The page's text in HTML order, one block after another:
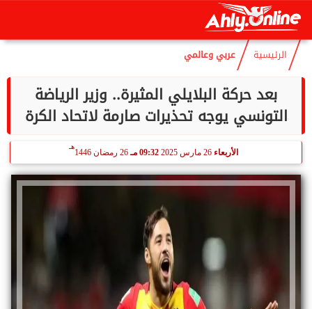
السبت
الرئيسية عربي وعالمي
بعد حركة البلايلي المثيرة.. وزير الرياضة
التونسي يوجه تحذيرات صارمة لاتحاد الكرة
الأربعاء 26 مارس 2025 09:32 مـ 26 رمضان 1446
هـ